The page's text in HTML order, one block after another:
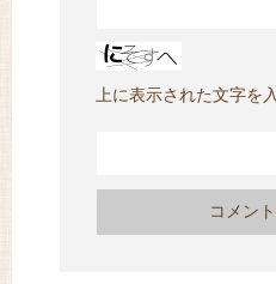
上に表示された文字を